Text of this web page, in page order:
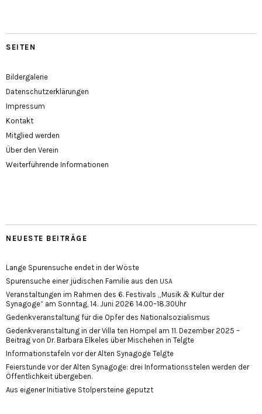
SEITEN
Bildergalerie
Datenschutzerklärungen
Impressum
Kontakt
Mitglied werden
Über den Verein
Weiterführende Informationen
NEUESTE BEITRÄGE
Lange Spurensuche endet in der Wöste
Spurensuche einer jüdischen Familie aus den USA
Veranstaltungen im Rahmen des 6. Festivals „Musik & Kultur der
Synagoge“ am Sonntag, 14. Juni 2026 14.00–18.30Uhr
Gedenkveranstaltung für die Opfer des Nationalsozialismus
Gedenkveranstaltung in der Villa ten Hompel am 11. Dezember 2025 –
Beitrag von Dr. Barbara Elkeles über Mischehen in Telgte
Informationstafeln vor der Alten Synagoge Telgte
Feierstunde vor der Alten Synagoge: drei Informationsstelen werden der
Öffentlichkeit übergeben.
Aus eigener Initiative Stolpersteine geputzt